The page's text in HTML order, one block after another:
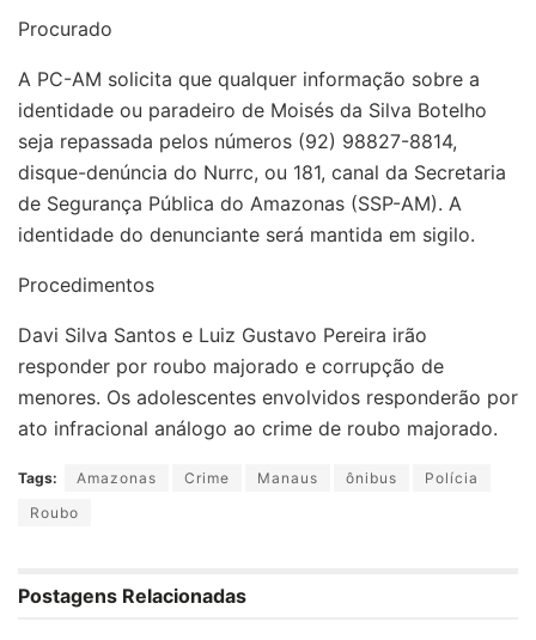
Procurado
A PC-AM solicita que qualquer informação sobre a
identidade ou paradeiro de Moisés da Silva Botelho
seja repassada pelos números (92) 98827-8814,
disque-denúncia do Nurrc, ou 181, canal da Secretaria
de Segurança Pública do Amazonas (SSP-AM). A
identidade do denunciante será mantida em sigilo.
Procedimentos
Davi Silva Santos e Luiz Gustavo Pereira irão
responder por roubo majorado e corrupção de
menores. Os adolescentes envolvidos responderão por
ato infracional análogo ao crime de roubo majorado.
Tags: Amazonas Crime Manaus ônibus
Polícia
Roubo
Postagens Relacionadas